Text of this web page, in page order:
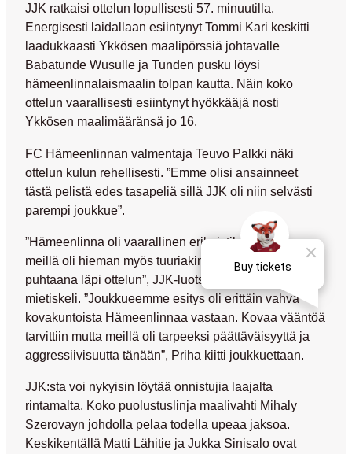
JJK ratkaisi ottelun lopullisesti 57. minuutilla.
Energisesti laidallaan esiintynyt Tommi Kari keskitti
laadukkaasti Ykkösen maalipörssiä johtavalle
Babatunde Wusulle ja Tunden pusku löysi
hämeenlinnalaismaalin tolpan kautta. Näin koko
ottelun vaarallisesti esiintynyt hyökkääjä nosti
Ykkösen maalimääränsä jo 16.
FC Hämeenlinnan valmentaja Teuvo Palkki näki
ottelun kulun rehellisesti. ”Emme olisi ansainneet
tästä pelistä edes tasapeliä sillä JJK oli niin selvästi
parempi joukkue”.
”Hämeenlinna oli vaarallinen erikoistilanteissa ja
meillä oli hieman myös tuuriakin että maalimme pysyi
puhtaana läpi ottelun”, JJK-luotsi Ville Priha
mietiskeli. ”Joukkueemme esitys oli erittäin vahva
kovakuntoista Hämeenlinnaa vastaan. Kovaa vääntöä
tarvittiin mutta meillä oli tarpeeksi päättäväisyyttä ja
aggressiivisuutta tänään”, Priha kiitti joukkuettaan.
JJK:sta voi nykyisin löytää onnistujia laajalta
rintamalta. Koko puolustuslinja maalivahti Mihaly
Szerovayn johdolla pelaa todella upeaa jaksoa.
Keskikentällä Matti Lähitie ja Jukka Sinisalo ovat